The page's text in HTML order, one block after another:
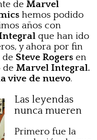
de Marvel
hemos podido
años con
que han ido
y ahora por fin
de Steve Rogers en
de Marvel Integral.
vive de nuevo.
Las leyendas
nunca mueren
Primero fue la